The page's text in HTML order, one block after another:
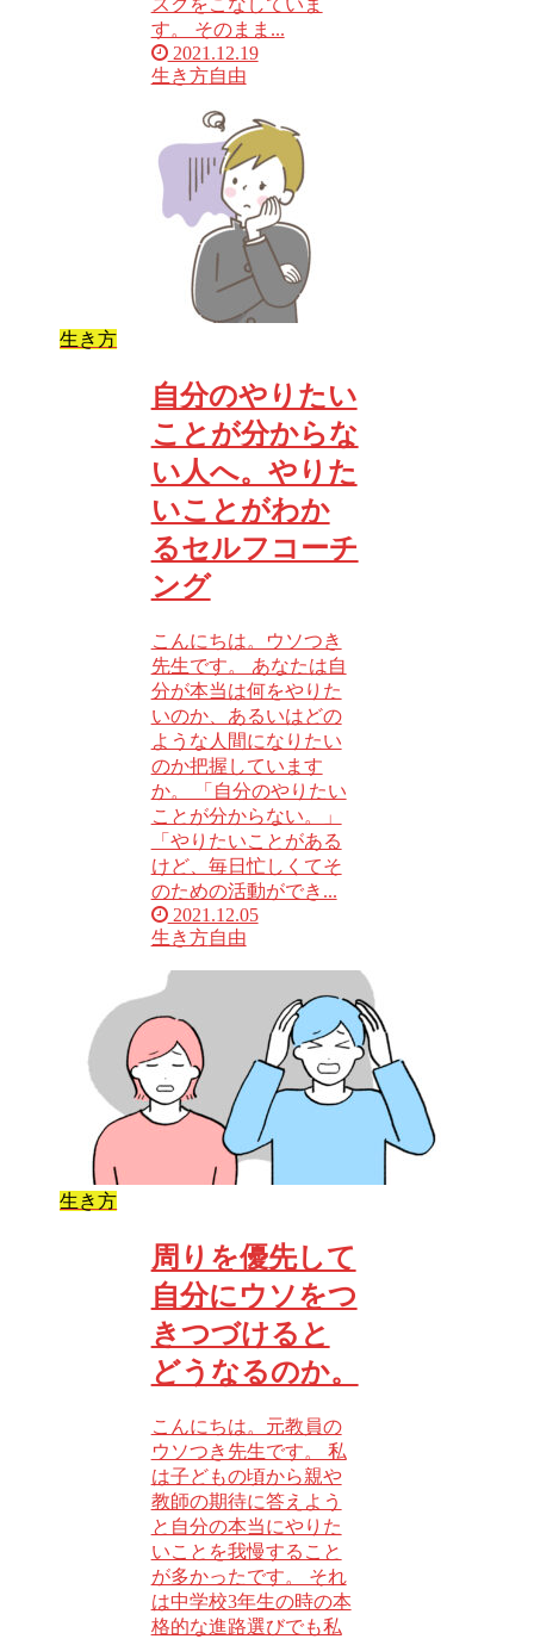
スクをこなしていま
す。 そのまま...
2021.12.19
生き方自由
生き方
自分のやりたい
ことが分からな
い人へ。やりた
いことがわか
るセルフコーチ
ング
こんにちは。ウソつき
先生です。 あなたは自
分が本当は何をやりた
いのか、あるいはどの
ような人間になりたい
のか把握しています
か。 「自分のやりたい
ことが分からない。」
「やりたいことがある
けど、毎日忙しくてそ
のための活動ができ...
2021.12.05
生き方自由
生き方
周りを優先して
自分にウソをつ
きつづけると
どうなるのか。
こんにちは。元教員の
ウソつき先生です。 私
は子どもの頃から親や
教師の期待に答えよう
と自分の本当にやりた
いことを我慢すること
が多かったです。 それ
は中学校3年生の時の本
格的な進路選びでも私